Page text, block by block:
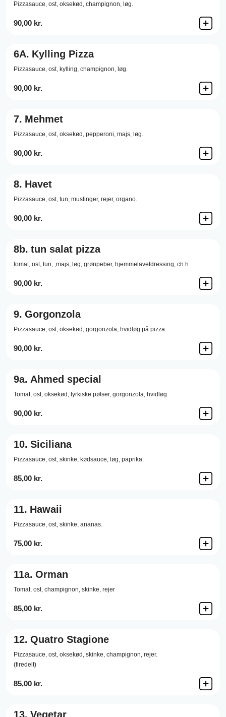
Pizzasauce, ost, oksekød, champignon, løg.
90,00 kr.
6A. Kylling Pizza
Pizzasauce, ost, kylling, champignon, løg.
90,00 kr.
7. Mehmet
Pizzasauce, ost, oksekød, pepperoni, majs, løg.
90,00 kr.
8. Havet
Pizzasauce, ost, tun, muslinger, rejer, organo.
90,00 kr.
8b. tun salat pizza
tomat, ost, tun, ,majs, løg, grønpeber, hjemmelavetdressing, ch h
90,00 kr.
9. Gorgonzola
Pizzasauce, ost, oksekød, gorgonzola, hvidløg på pizza.
90,00 kr.
9a. Ahmed special
Tomat, ost, oksekød, tyrkiske pølser, gorgonzola, hvidløg
90,00 kr.
10. Siciliana
Pizzasauce, ost, skinke, kødsauce, løg, paprika.
85,00 kr.
11. Hawaii
Pizzasauce, ost, skinke, ananas.
75,00 kr.
11a. Orman
Tomat, ost, champignon, skinke, rejer
85,00 kr.
12. Quatro Stagione
Pizzasauce, ost, oksekød, skinke, champignon, rejer.
(firedelt)
85,00 kr.
13. Vegetar